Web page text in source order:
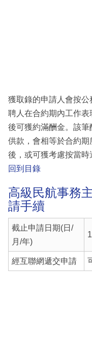
獲取錄的申請人會按
聘人在合約期內工作
後可獲約滿酬金。該
供款，會相等於合約
後，或可獲考慮按當時
回到目錄
高級民航事務
請手續
截止申請日期(日/
月/年)
經互聯網遞交申請